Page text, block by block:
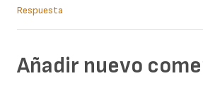
Respuesta
Añadir nuevo